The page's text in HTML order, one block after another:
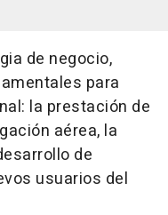
de negocio,
para
la prestación de
aérea, la
de
usuarios del